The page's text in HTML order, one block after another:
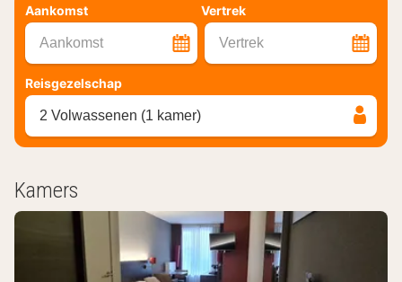
Aankomst Vertrek
Aankomst Vertrek
Reisgezelschap
2 Volwassenen (1 kamer)
Kamers